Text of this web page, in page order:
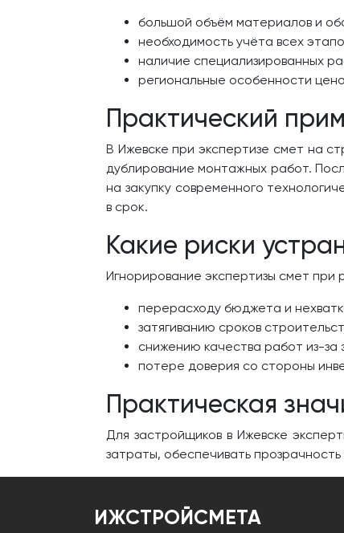
большой объём материалов и
необходимость учёта всех
наличие специализированных
региональные особенности
Практический
В Ижевске при экспертизе смет на
дублирование монтажных работ.
на закупку современного
в срок.
Какие риски
Игнорирование экспертизы смет при
перерасходу бюджета и
затягиванию сроков
снижению качества работ из-за
потере доверия со стороны
Практическая
Для застройщиков в Ижевске
затраты, обеспечивать
ИЖСТРОЙСМЕТА